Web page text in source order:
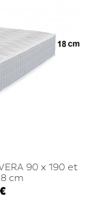
90 x 190 et
cm